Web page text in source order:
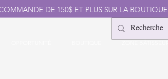
DE 150$ ET PLUS SUR LA BOUTIQUE